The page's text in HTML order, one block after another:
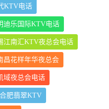
KTV电话
迪乐国际KTV电话
江南汇KTV夜总会电话
昌花样年华夜总会
域夜总会电话
合肥翡翠KTV